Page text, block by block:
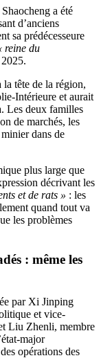
a été
d’anciens
sa prédécesseure
reine du
tête de la région,
Intérieure et aurait
Les deux familles
de marchés, les
dans de
plus large que
décrivant les
et de rats » : les
quand tout va
les problèmes
: même les
par Xi Jinping
et vice-
Liu Zhenli, membre
major
opérations des